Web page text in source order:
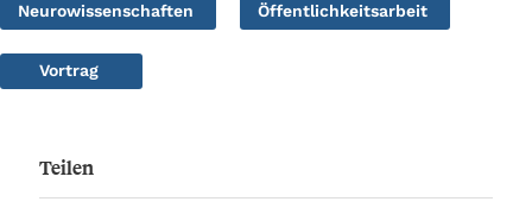
Neurowissenschaften Öffentlichkeitsarbeit
Vortrag
Teilen